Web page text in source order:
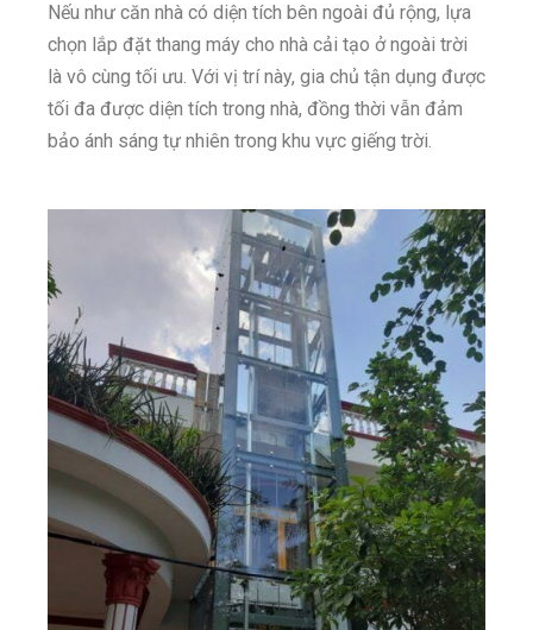
Nếu như căn nhà có diện tích bên ngoài đủ rộng, lựa
chọn lắp đặt thang máy cho nhà cải tạo ở ngoài trời
là vô cùng tối ưu. Với vị trí này, gia chủ tận dụng được
tối đa được diện tích trong nhà, đồng thời vẫn đảm
bảo ánh sáng tự nhiên trong khu vực giếng trời.